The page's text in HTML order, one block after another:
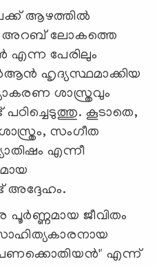
ആഴത്തിൽ
അറബ് ലോകത്തെ
എന്ന പേരിലും
ഹൃദ്യസ്ഥമാക്കിയ
ശാസ്ത്രവും
കൂടാതെ,
സംഗീത
എന്നീ
അദ്ദേഹം.
ജീവിതം
എന്ന്